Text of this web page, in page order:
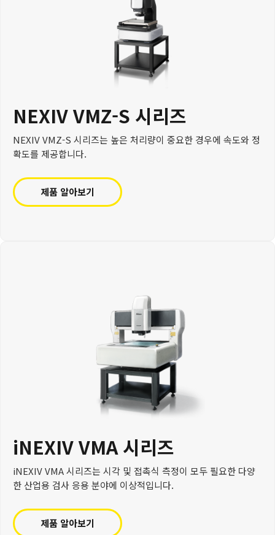
NEXIV VMZ-S 시리즈
NEXIV VMZ-S 시리즈는 높은 처리량이 중요한 경우에 속도와 정
확도를 제공합니다.
제품 알아보기
iNEXIV VMA 시리즈
iNEXIV VMA 시리즈는 시각 및 접촉식 측정이 모두 필요한 다양
한 산업용 검사 응용 분야에 이상적입니다.
제품 알아보기